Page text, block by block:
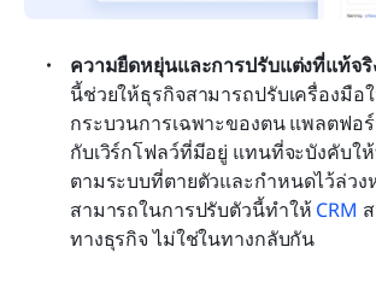
ความยืดหยุ่นและการปรับแต่งที่แท้จริ
นี้ช่วยให้ธุรกิจสามารถปรับเครื่องมือ
กระบวนการเฉพาะของตน แพลตฟอ
กับเวิร์กโฟลว์ที่มีอยู่ แทนที่จะบังคับใ
ตามระบบที่ตายตัวและกำหนดไว้ล่วง
สามารถในการปรับตัวนี้ทำให้ CRM
ทางธุรกิจ ไม่ใช่ในทางกลับกัน